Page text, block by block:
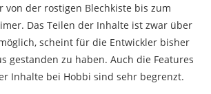
von der rostigen Blechkiste bis zum
Das Teilen der Inhalte ist zwar über
scheint für die Entwickler bisher
gestanden zu haben. Auch die Features
Inhalte bei Hobbi sind sehr begrenzt.